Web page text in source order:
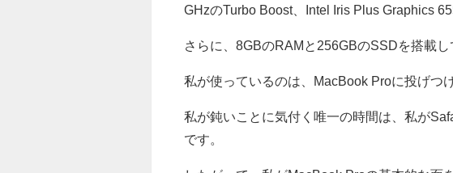
GHzのTurbo Boost、Intel Iris Plus Graphics
さらに、8GBのRAMと256GBのSSDを搭載し
私が使っているのは、MacBook Proに投げつ
私が鈍いことに気付く唯一の時間は、私が
です。